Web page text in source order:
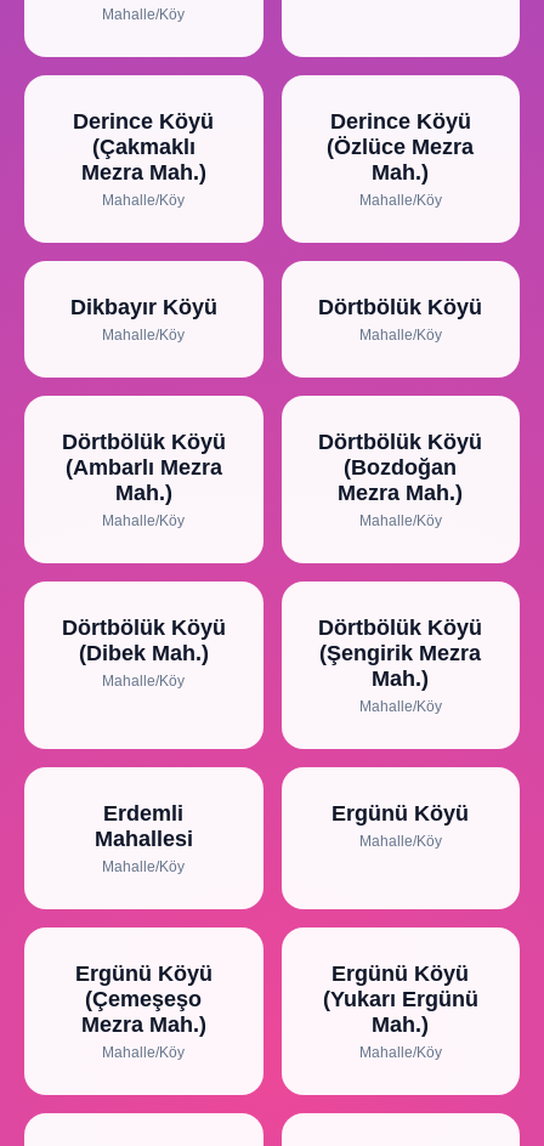
Mahalle/Köy
Derince Köyü
(Çakmaklı
Mezra Mah.)
Mahalle/Köy
Derince Köyü
(Özlüce Mezra
Mah.)
Mahalle/Köy
Dikbayır Köyü
Mahalle/Köy
Dörtbölük Köyü
Mahalle/Köy
Dörtbölük Köyü
(Ambarlı Mezra
Mah.)
Mahalle/Köy
Dörtbölük Köyü
(Bozdoğan
Mezra Mah.)
Mahalle/Köy
Dörtbölük Köyü
(Dibek Mah.)
Mahalle/Köy
Dörtbölük Köyü
(Şengirik Mezra
Mah.)
Mahalle/Köy
Erdemli
Mahallesi
Mahalle/Köy
Ergünü Köyü
Mahalle/Köy
Ergünü Köyü
(Çemeşeşo
Mezra Mah.)
Mahalle/Köy
Ergünü Köyü
(Yukarı Ergünü
Mah.)
Mahalle/Köy